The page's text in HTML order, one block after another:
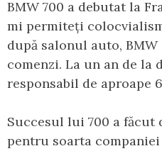
BMW 700 a debutat la
mi permiteți
după salonul auto,
comenzi. La un an de la
responsabil de aproape
Succesul lui 700 a
pentru soarta companiei